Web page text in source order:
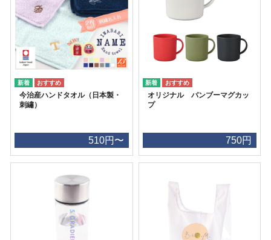
今治産ハンドタオル（日本製・
刺繡）
510円〜
オリジナル バンブーマグカッ
プ
750円